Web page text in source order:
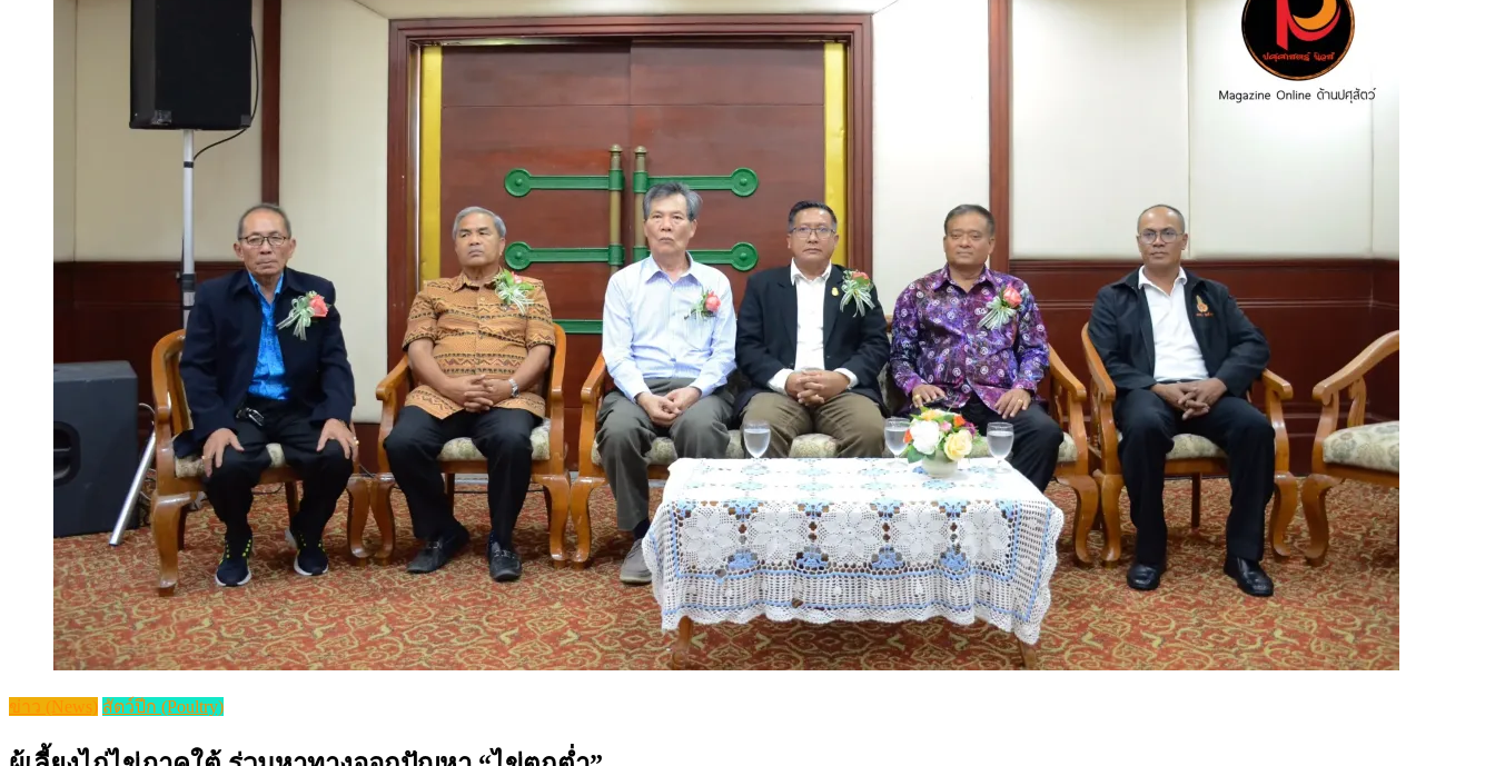
ข่าว (News) สัตว์ปีก (Poultry)